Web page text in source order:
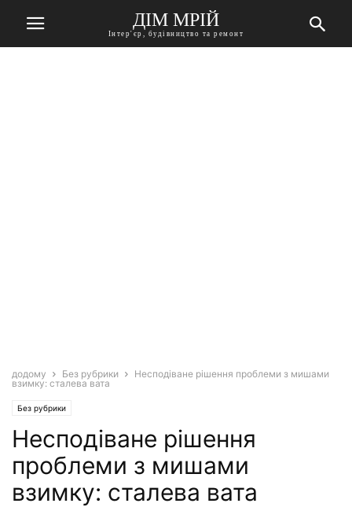
ДІМ МРІЙ
Інтер'єр, будівництво та ремонт
додому Без рубрики
Несподіване рішення проблеми з мишами
взимку: сталева вата
Без рубрики
Несподіване рішення
проблеми з мишами
взимку: сталева вата